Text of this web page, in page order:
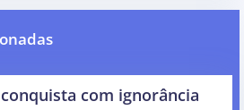
com ignorância